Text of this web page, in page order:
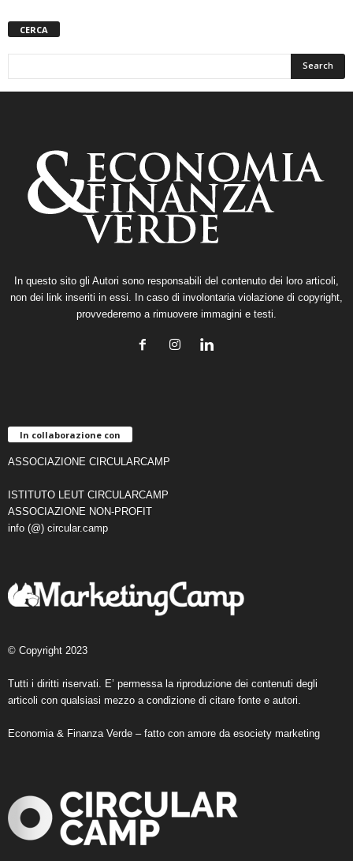
CERCA
In questo sito gli Autori sono responsabili del contenuto dei loro articoli,
non dei link inseriti in essi. In caso di involontaria violazione di copyright,
provvederemo a rimuovere immagini e testi.
In collaborazione con
ASSOCIAZIONE CIRCULARCAMP
ISTITUTO LEUT CIRCULARCAMP
ASSOCIAZIONE NON-PROFIT
info (@) circular.camp
© Copyright 2023
Tutti i diritti riservati. E’ permessa la riproduzione dei contenuti degli
articoli con qualsiasi mezzo a condizione di citare fonte e autori.
Economia & Finanza Verde – fatto con amore da esociety marketing